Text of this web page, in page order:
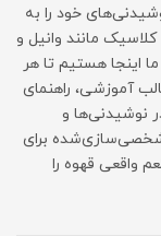
خود را به
مانند وانیل و
اینجا هستیم تا هر
آموزشی، راهنمای
نوشیدنی‌ها و
برای
واقعی قهوه را